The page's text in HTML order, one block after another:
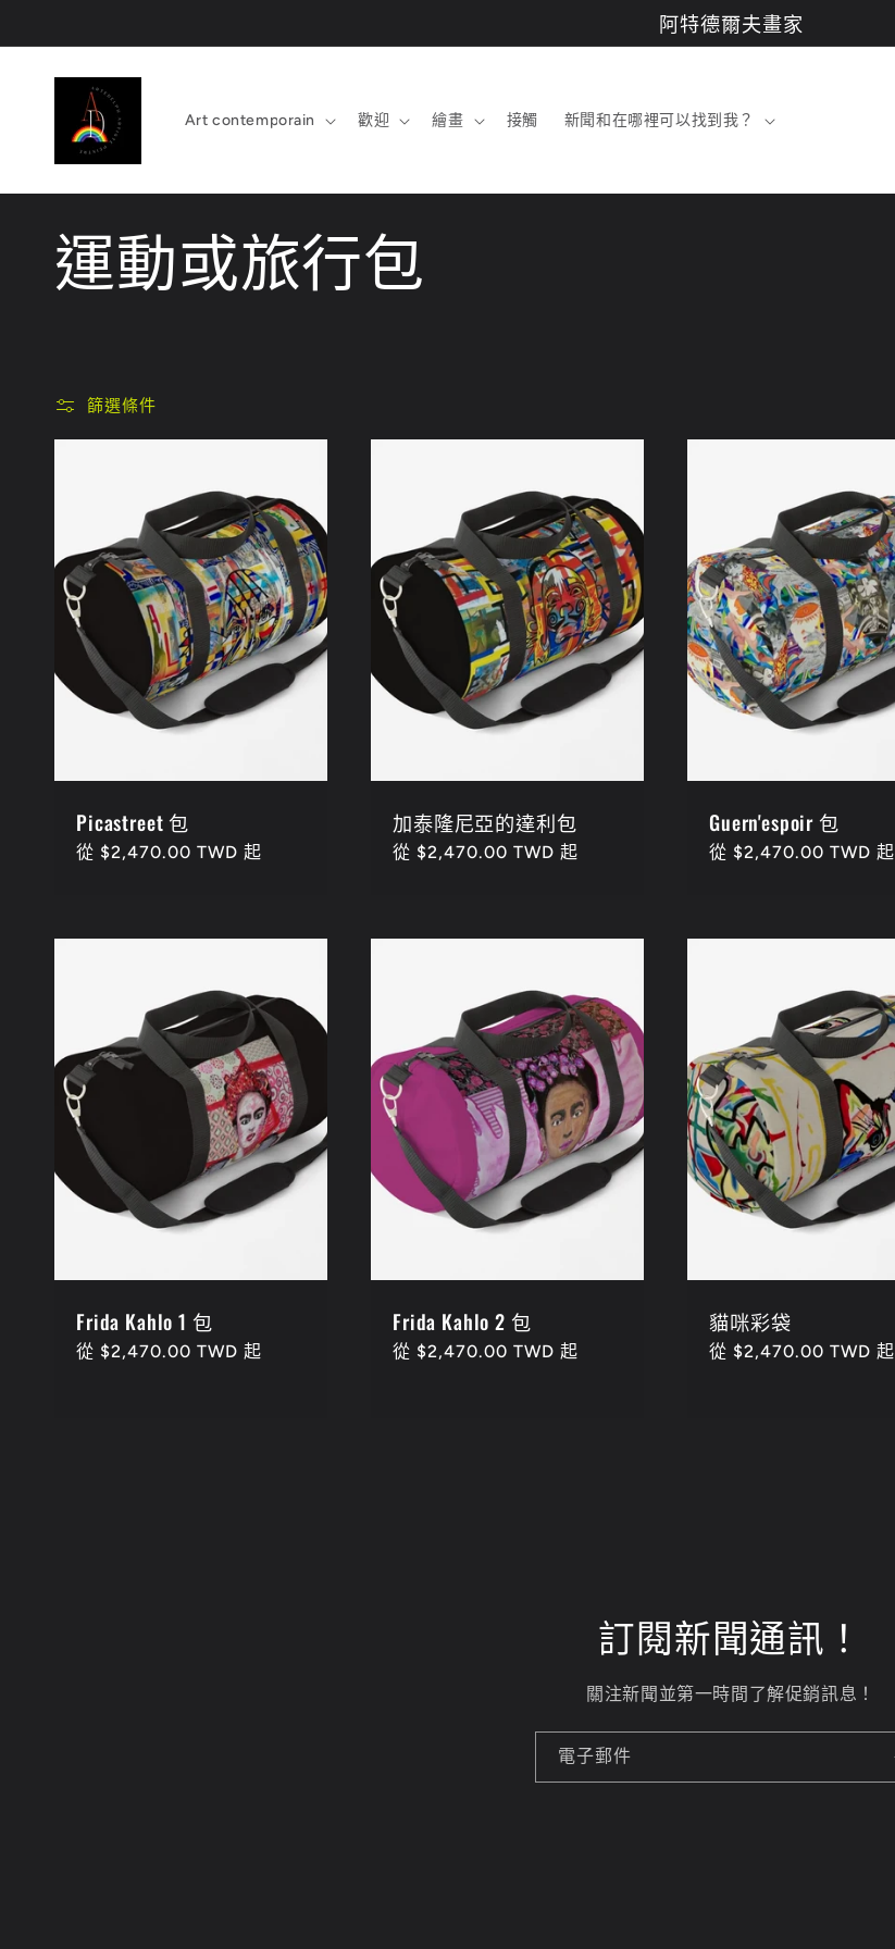
阿特德爾夫畫家
Art contemporain 歡迎 繪畫 接觸 新聞和在哪裡可以找到我？
商
系
:
運動或旅行包
篩選條件
Picastreet 包
定
從 $2,470.00 TWD 起
加泰隆尼亞的達利包
定
從 $2,470.00 TWD 起
Guern'espoir 包
定
從 $2,470.00 TWD 起
Frida Kahlo 1 包
定
從 $2,470.00 TWD 起
Frida Kahlo 2 包
定
從 $2,470.00 TWD 起
貓咪彩袋
定
從 $2,470.00 TWD 起
訂閱新聞通訊！
關注新聞並第一時間了解促銷訊息！
電子郵件